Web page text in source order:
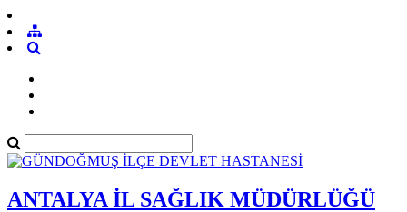
ANTALYA İL SAĞLIK MÜDÜRLÜĞÜ